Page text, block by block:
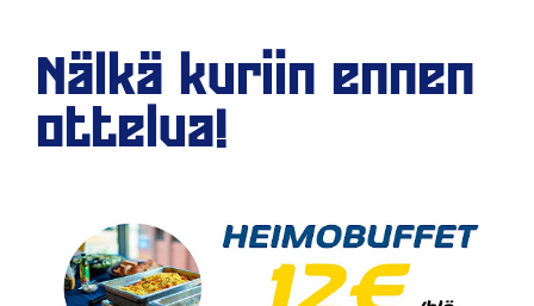
Nälkä kuriin ennen
ottelua!